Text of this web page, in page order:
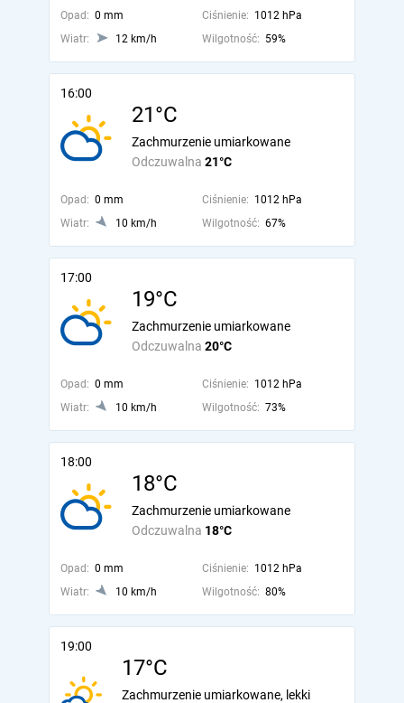
Opad: 0 mm Ciśnienie: 1012 hPa
Wiatr:
12 km/h Wilgotność: 59%
16:00
21°C
Odczuwalna 21°C
Zachmurzenie umiarkowane
Opad: 0 mm Ciśnienie: 1012 hPa
Wiatr:
10 km/h Wilgotność: 67%
17:00
19°C
Odczuwalna 20°C
Zachmurzenie umiarkowane
Opad: 0 mm Ciśnienie: 1012 hPa
Wiatr:
10 km/h Wilgotność: 73%
18:00
18°C
Odczuwalna 18°C
Zachmurzenie umiarkowane
Opad: 0 mm Ciśnienie: 1012 hPa
Wiatr:
10 km/h Wilgotność: 80%
19:00
17°C
Zachmurzenie umiarkowane, lekki